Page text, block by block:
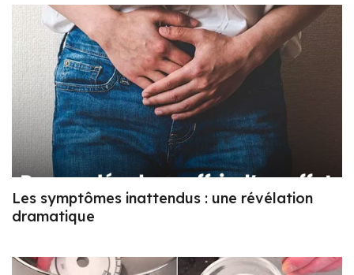
Les symptômes inattendus : une révélation
dramatique